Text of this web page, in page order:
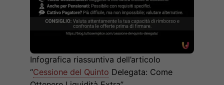
Infografica riassuntiva dell’articolo
“Cessione del Quinto Delegata: Come